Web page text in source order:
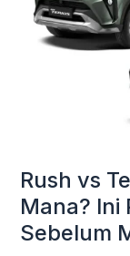
Rush vs
Mana?
Sebelum
Pilih
Membeli
SUV
Keluarga